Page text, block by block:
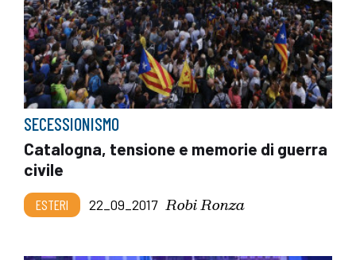
SECESSIONISMO
Catalogna, tensione e memorie di guerra
civile
ESTERI 22_09_2017 Robi Ronza